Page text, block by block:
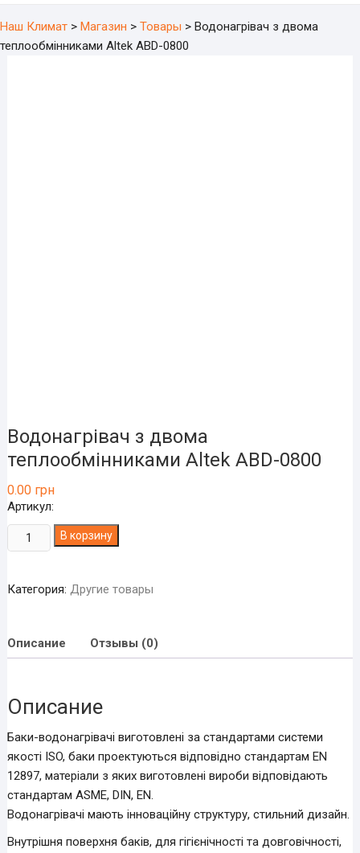
Наш Климат > Магазин > Товары > Водонагрівач з двома
теплообмінниками Altek ABD-0800
Водонагрівач з двома
теплообмінниками Altek ABD-0800
0.00 грн
Артикул:
Количество
товара
з
Altek
В корзину
Категория: Другие товары
Описание Отзывы (0)
Описание
Баки-водонагрівачі виготовлені за стандартами системи
якості ISO, баки проектуються відповідно стандартам EN
12897, матеріали з яких виготовлені вироби відповідають
стандартам ASME, DIN, EN.
Водонагрівачі мають інноваційну структуру, стильний дизайн.
Внутрішня поверхня баків, для гігієнічності та довговічності,